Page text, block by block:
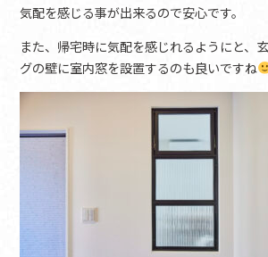
気配を感じる事が出来るので安心です。
また、帰宅時に気配を感じれるようにと、
グの壁に室内窓を設置するのも良いですね